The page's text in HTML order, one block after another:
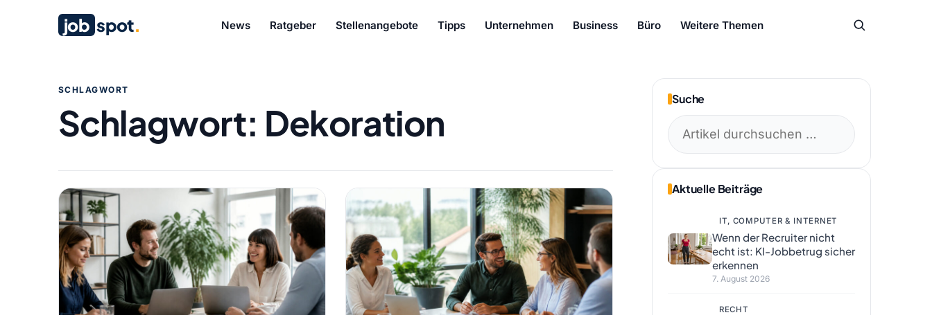
job spot. News Ratgeber Stellenangebote Tipps Unternehmen Business Büro Weitere Themen
SCHLAGWORT
Schlagwort: Dekoration
Suche
Aktuelle Beiträge
IT, COMPUTER & INTERNET
Wenn der Recruiter nicht
echt ist: KI-Jobbetrug sicher
erkennen
7. August 2026
RECHT